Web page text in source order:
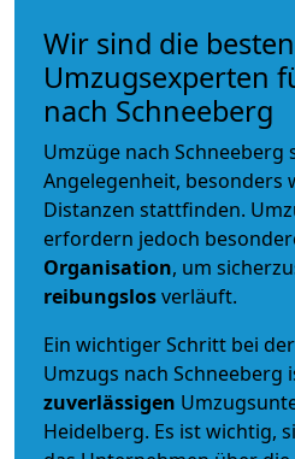
Wir sind die besten
Umzugsexperten
nach Schneeberg
Umzüge nach Schneeberg
Angelegenheit, besonders
Distanzen stattfinden.
erfordern jedoch
Organisation, um
reibungslosverläuft.
Ein wichtiger Schritt bei
Umzugs nach Schneeberg
zuverlässigen
Heidelberg. Es ist wichtig,